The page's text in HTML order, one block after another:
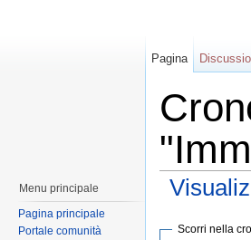
Scorri nella
Pagina
Menu principale
Pagina principale
Portale comunità